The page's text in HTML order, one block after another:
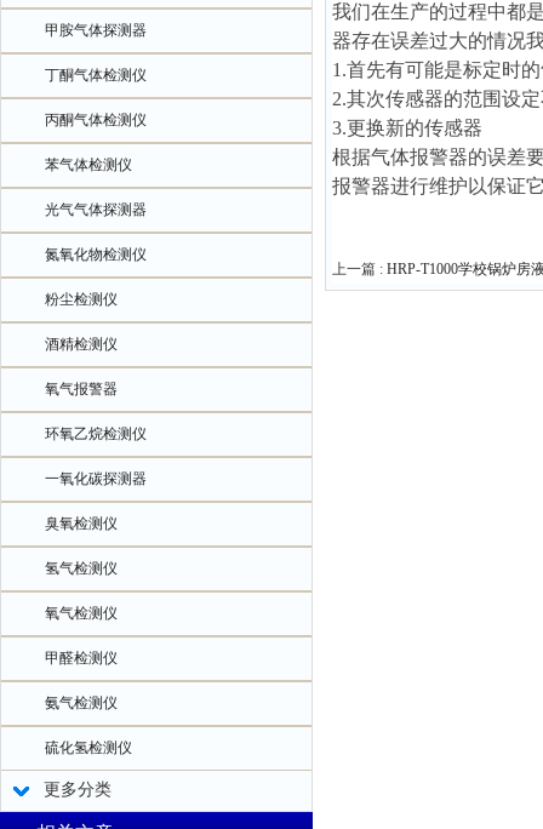
甲胺气体探测器
丁酮气体检测仪
丙酮气体检测仪
苯气体检测仪
光气气体探测器
氮氧化物检测仪
粉尘检测仪
酒精检测仪
氧气报警器
环氧乙烷检测仪
一氧化碳探测器
臭氧检测仪
氢气检测仪
氧气检测仪
甲醛检测仪
氨气检测仪
硫化氢检测仪
更多分类
我们在生产的过程中都
器存在误差过大的情况
1.首先有可能是标定时
2.其次传感器的范围设
3.更换新的传感器
根据气体报警器的误差
报警器进行维护以保证
上一篇 : HRP-T1000学校锅炉房